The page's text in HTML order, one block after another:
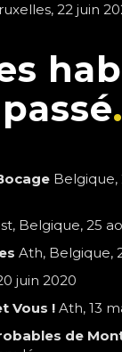
22 juin
Belgique,
Belgique, 25
Ath, Belgique,
juin 2020
Vous ! Ath, 13
de